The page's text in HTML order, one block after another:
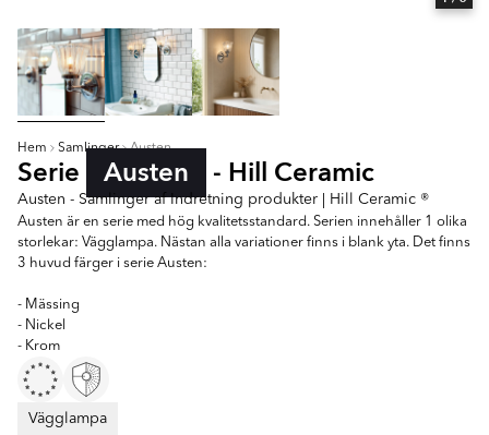
Hem Samlinger Austen
Serie Austen - Hill Ceramic
Austen - Samlinger af Indretning produkter | Hill Ceramic ®
Austen är en serie med hög kvalitetsstandard. Serien innehåller 1 olika
storlekar: Vägglampa. Nästan alla variationer finns i blank yta. Det finns
3 huvud färger i serie Austen:
- Mässing
- Nickel
- Krom
Vägglampa